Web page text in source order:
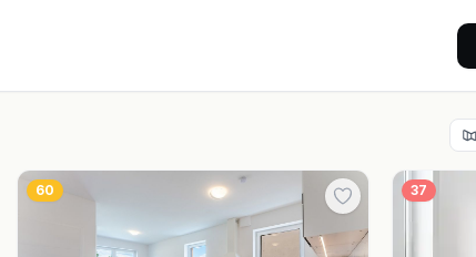
60 37